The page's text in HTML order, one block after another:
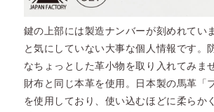
鍵の上部には製造ナンバーが刻めれてい
と気にしていない大事な個人情報です。
なちょっとした革小物を取り入れてみま
財布と同じ本革を使用。日本製の馬革「
を使用しており、使い込むほどに柔らか